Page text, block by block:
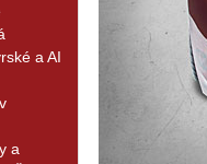
a AI
a